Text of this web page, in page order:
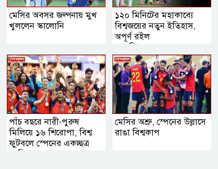
মেসির অবসর জল্পনায় মুখ
খুললেন স্কালোনি
১২০ মিনিটের মহাকাব্যে
বিশ্বজয়ের নতুন ইতিহাস,
অপূর্ণ রইল
আলবিসেলেস্তেদের স্বপ্ন
পাঁচ বছরে নারী-পুরুষ
মিলিয়ে ১৬ শিরোপা, বিশ্ব
ফুটবলে স্পেনের একচ্ছত্র
আধিপত্য
মেসির অশ্রু, স্পেনের উল্লাসে
রাঙা বিশ্বকাপ